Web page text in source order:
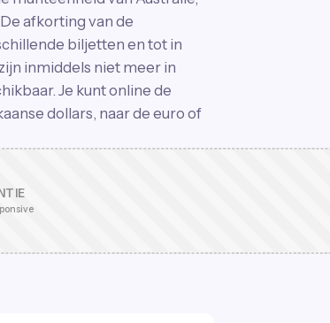
afkorting van de
biljetten en tot in
inmiddels niet meer in
Je kunt online de
dollars, naar de euro of